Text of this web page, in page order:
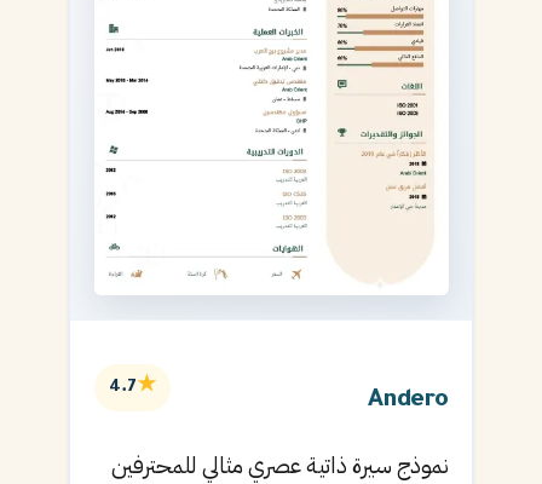
Andero
★
4.7
نموذج سيرة ذاتية عصري مثالي للمحترفين